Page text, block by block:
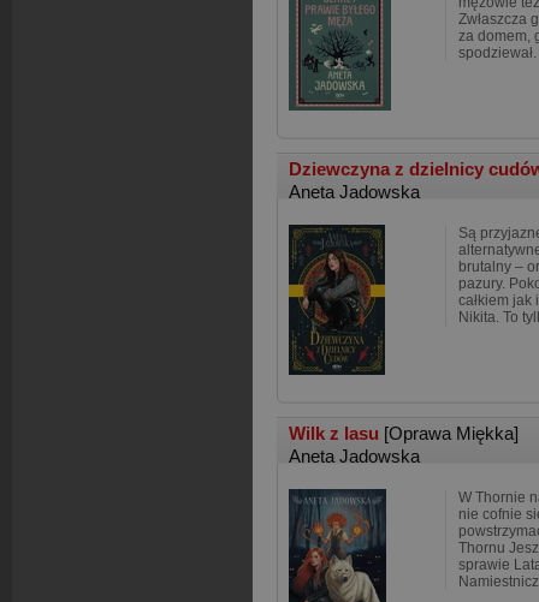
Zwłaszcza
za domem,
Dziewczyna z dzielnicy
Aneta Jadowska
Są
brutalny –
pazury.
całkiem jak
Nikita. To
Wilk z lasu [Oprawa Miękka]
Aneta Jadowska
W Thornie
nie cofnie
Thornu
sprawie